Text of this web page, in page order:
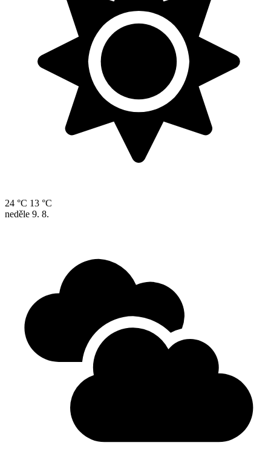
24 °C 13 °C
neděle 9. 8.